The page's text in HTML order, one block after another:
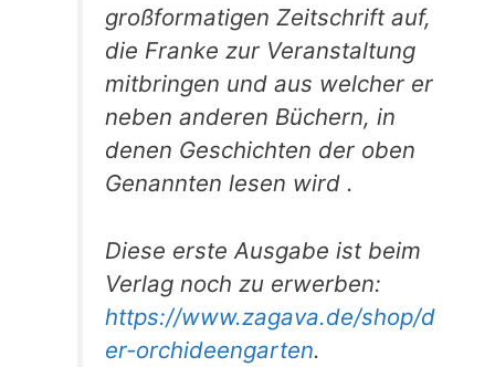
großformatigen Zeitschrift auf,
die Franke zur Veranstaltung
mitbringen und aus welcher er
neben anderen Büchern, in
denen Geschichten der oben
Genannten lesen wird .
Diese erste Ausgabe ist beim
Verlag noch zu erwerben:
https://www.zagava.de/shop/d
er-orchideengarten.